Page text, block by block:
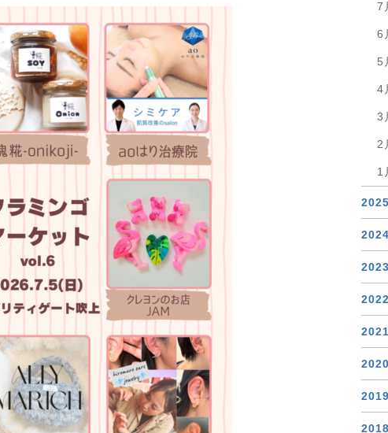
7
6
5
4
3
2
1
2025
2024
2023
2022
2021
2020
2019
2018